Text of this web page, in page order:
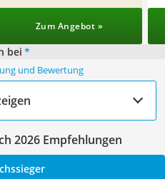
Zum Angebot »
bei *
und Bewertung
2026 Empfehlungen